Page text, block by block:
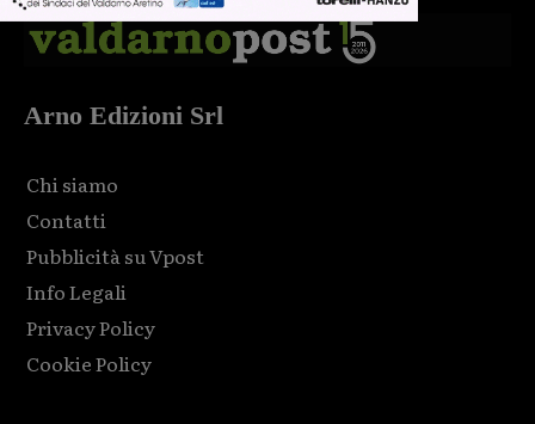
Arno Edizioni Srl
Chi siamo
Contatti
Pubblicità su Vpost
Info Legali
Privacy Policy
Cookie Policy